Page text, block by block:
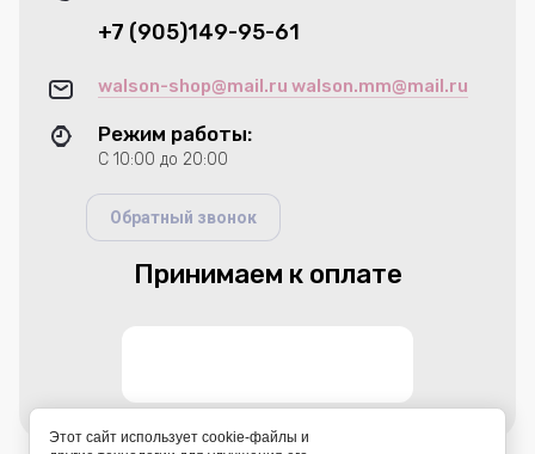
+7 (905)149-95-61
walson-shop@mail.ru walson.mm@mail.ru
Режим работы:
С 10:00 до 20:00
Обратный звонок
Принимаем к оплате
Этот сайт использует cookie-файлы и